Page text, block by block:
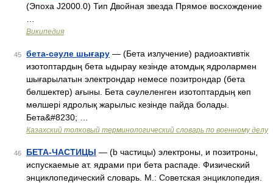
(Эпоха J2000.0) Тип Двойная звезда Прямое восхождение
Википедия
45 бета-сәуле шығару — (Бета излучение) радиоактивтік
изотоптардың бета ыдырау кезінде атомдық ядролармен
шығарылатын электрондар немесе позитрондар (бета
бөлшектер) ағыны. Бета сәулеленген изотоптардың көп
мөлшері ядролық жарылыс кезінде пайда болады.
Бета&#8230; …
Казахский толковый терминологический словарь по военному делу
46 БЕТА-ЧАСТИЦЫ — (b частицы) электроны, и позитроны,
испускаемые ат. ядрами при бета распаде. Физический
энциклопедический словарь. М.: Советская энциклопедия.